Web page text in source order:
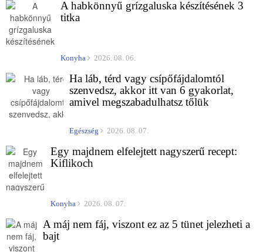
A habkönnyű grízgaluska készítésének 3
titka
Konyha 2026. 08. 06.
Ha láb, térd vagy csípőfájdalomtól
szenvedsz, akkor itt van 6 gyakorlat,
amivel megszabadulhatsz tőlük
Egészség 2026. 08. 07.
Egy majdnem elfelejtett nagyszerű recept:
Kiflikoch
Konyha 2026. 08. 07.
A máj nem fáj, viszont ez az 5 tünet jelezheti a
bajt